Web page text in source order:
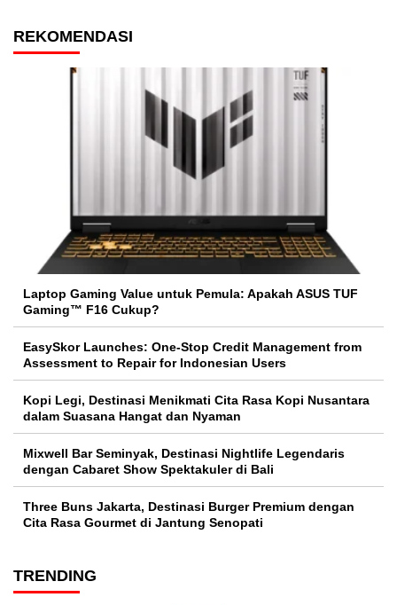
REKOMENDASI
Laptop Gaming Value untuk Pemula: Apakah ASUS TUF
Gaming™ F16 Cukup?
EasySkor Launches: One-Stop Credit Management from
Assessment to Repair for Indonesian Users
Kopi Legi, Destinasi Menikmati Cita Rasa Kopi Nusantara
dalam Suasana Hangat dan Nyaman
Mixwell Bar Seminyak, Destinasi Nightlife Legendaris
dengan Cabaret Show Spektakuler di Bali
Three Buns Jakarta, Destinasi Burger Premium dengan
Cita Rasa Gourmet di Jantung Senopati
TRENDING